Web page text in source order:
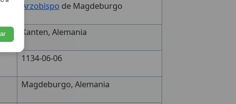
Arzobispo de Magdeburgo
Xanten, Alemania
1134-06-06
Magdeburgo, Alemania